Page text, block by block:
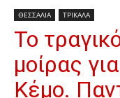
ΘΕΣΣΑΛΙΑ ΤΡΙΚΑΛΑ
Το
μοίρας
Κέμο.